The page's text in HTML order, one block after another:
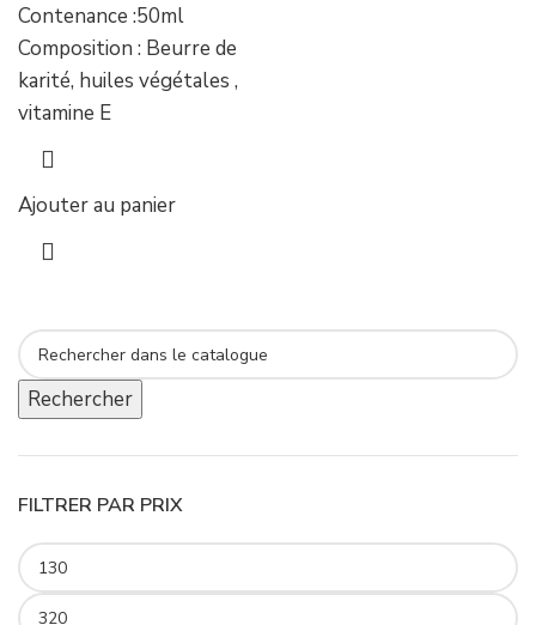
Rechercher
FILTRER PAR PRIX
Prix min
Prix max
Contenance :50ml
Composition : Beurre de
karité, huiles végétales ,
vitamine E
Ajouter au panier